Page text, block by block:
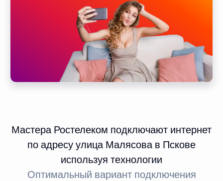
Мастера Ростелеком подключают интернет
по адресу улица Малясова в Пскове
используя технологии
Оптимальный вариант подключения